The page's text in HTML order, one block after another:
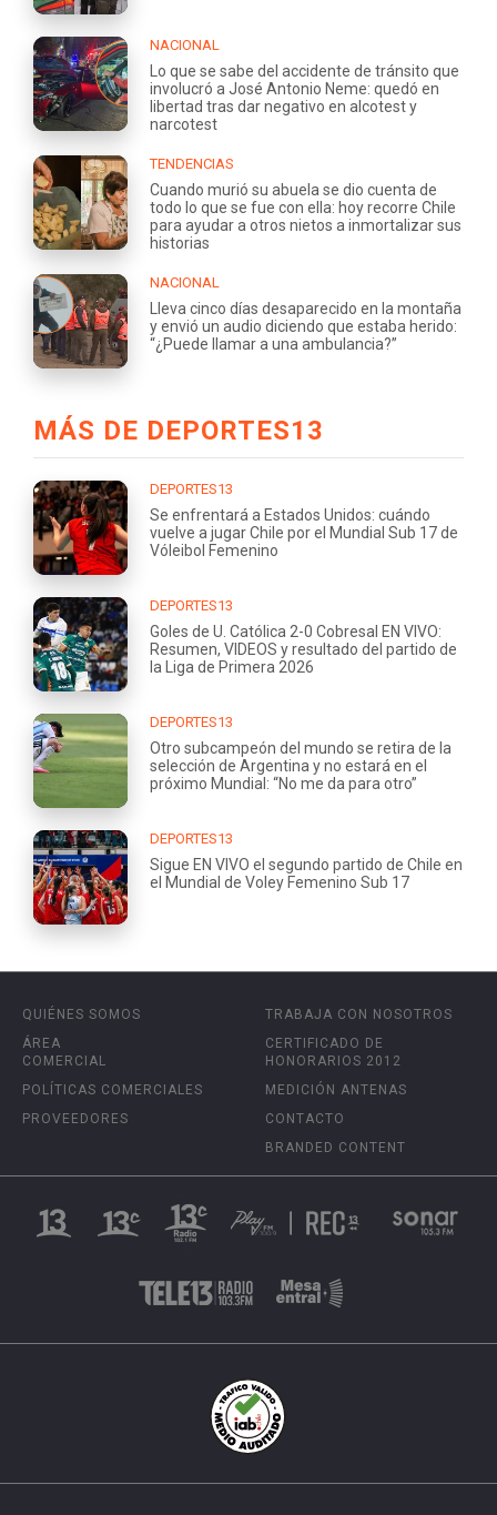
NACIONAL
Lo que se sabe del accidente de tránsito que
involucró a José Antonio Neme: quedó en
libertad tras dar negativo en alcotest y
narcotest
TENDENCIAS
Cuando murió su abuela se dio cuenta de
todo lo que se fue con ella: hoy recorre Chile
para ayudar a otros nietos a inmortalizar sus
historias
NACIONAL
Lleva cinco días desaparecido en la montaña
y envió un audio diciendo que estaba herido:
“¿Puede llamar a una ambulancia?”
MÁS DE DEPORTES13
DEPORTES13
Se enfrentará a Estados Unidos: cuándo
vuelve a jugar Chile por el Mundial Sub 17 de
Vóleibol Femenino
DEPORTES13
Goles de U. Católica 2-0 Cobresal EN VIVO:
Resumen, VIDEOS y resultado del partido de
la Liga de Primera 2026
DEPORTES13
Otro subcampeón del mundo se retira de la
selección de Argentina y no estará en el
próximo Mundial: “No me da para otro”
DEPORTES13
Sigue EN VIVO el segundo partido de Chile en
el Mundial de Voley Femenino Sub 17
QUIÉNES SOMOS
ÁREA
COMERCIAL
POLÍTICAS COMERCIALES
PROVEEDORES
TRABAJA CON NOSOTROS
CERTIFICADO DE
HONORARIOS 2012
MEDICIÓN ANTENAS
CONTACTO
BRANDED CONTENT